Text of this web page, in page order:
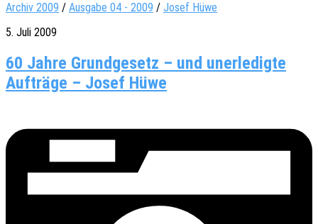
Archiv 2009 / Ausgabe 04 - 2009 / Josef Hüwe
5. Juli 2009
60 Jahre Grundgesetz – und unerledigte
Aufträge – Josef Hüwe